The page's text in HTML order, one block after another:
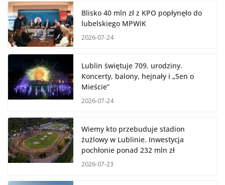
Blisko 40 mln zł z KPO popłynęło do
lubelskiego MPWiK
2026-07-24
Lublin świętuje 709. urodziny.
Koncerty, balony, hejnały i „Sen o
Mieście”
2026-07-24
Wiemy kto przebuduje stadion
żużlowy w Lublinie. Inwestycja
pochłonie ponad 232 mln zł
2026-07-23